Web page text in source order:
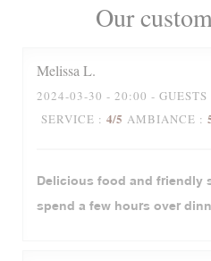
Our
MelissaL
2024-03-30 - 20:00 - GUESTS
SERVICE : 4/5 AMBIANCE :
Delicious food and friendly
spend a few hours over